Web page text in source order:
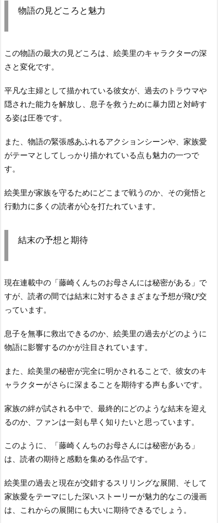
物語の見どころと魅力
この物語の最大の見どころは、絵美里のキャラクターの深
さと変化です。
平凡な主婦として描かれている彼女が、過去のトラウマや
隠された能力を解放し、息子を救うために暴力団と対峙す
る姿は圧巻です。
また、物語の緊張感あふれるアクションシーンや、家族愛
がテーマとしてしっかり描かれている点も魅力の一つで
す。
絵美里が家族を守るためにどこまで戦うのか、その覚悟と
行動力に多くの読者が心を打たれています。
結末の予想と期待
現在連載中の「藤崎くんちのお母さんには秘密がある」で
すが、読者の間では結末に対するさまざまな予想が飛び交
っています。
息子を無事に救出できるのか、絵美里の過去がどのように
物語に影響するのかが注目されています。
また、絵美里の秘密が完全に明かされることで、彼女のキ
ャラクターがさらに深まることを期待する声も多いです。
家族の絆が試される中で、最終的にどのような結末を迎え
るのか、ファンは一刻も早く知りたいと思っています。
このように、「藤崎くんちのお母さんには秘密がある」
は、読者の期待と感動を集める作品です。
絵美里の過去と現在が交錯するスリリングな展開、そして
家族愛をテーマにした深いストーリーが魅力的なこの漫画
は、これからの展開にも大いに期待できるでしょう。